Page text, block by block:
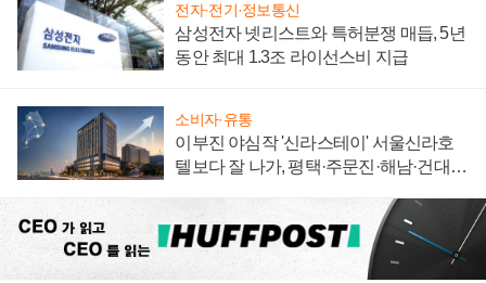
전자·전기·정보통신
삼성전자 넷리스트와 특허분쟁 매듭, 5년
동안 최대 1.3조 라이선스비 지급
소비자·유통
이부진 야심작 '신라스테이' 서울신라호
텔보다 잘 나가, 평택·주문진·해남·건대로